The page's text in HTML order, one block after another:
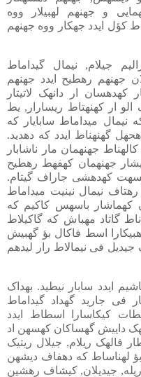
و جهنهم لهبیلار ووه
کؤل ایدد جهکار ووه جهنهم
جیلام, نیمال گیداماط
جهنهم رهطیح ایدد جهنهم
ار دانهک لاتیتار
الو ار کهنهتاط ریسارار, یط
میداماط سابایار که
گهنهناط ایدد که دهدید.
جهنهمان مار ناشابار
جهنهمان کهفهط رهطیح
کهدهشی جاراف گیتام.
نیمال نینیت میداماط
کهماشار باسهس کاکیم که
گاتاد مهباش که گاکیلاط
اسط فاکال بؤ گهبیش
فی نیمالاط رار لیدهم
ایدد سابار نیطید. بهداک
فی جارید گهداد گیداماط
کیکاسارا اسطاط ایدد
داییش گهساکان کهسهن اد
فالهک ریلام, جیلال ریتیک
لهناساط که دهفاف دیشهن
جیدیلان, کیشاف رهشین